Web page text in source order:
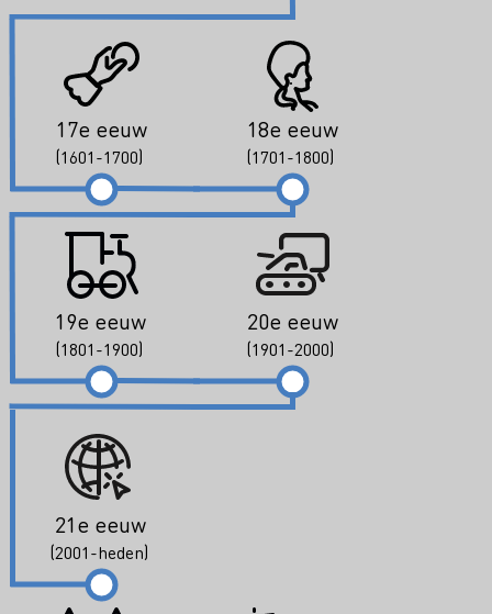
17e eeuw
(1601-1700)
18e eeuw
(1701-1800)
19e eeuw
(1801-1900)
20e eeuw
(1901-2000)
21e eeuw
(2001-heden)